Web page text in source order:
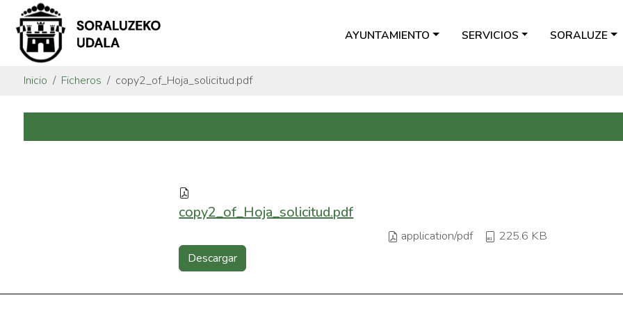
AYUNTAMIENTO SERVICIOS SORALUZE
Inicio Ficheros copy2_of_Hoja_solicitud.pdf
copy2_of_Hoja_solicitud.pdf
application/pdf 225.6 KB
Descargar